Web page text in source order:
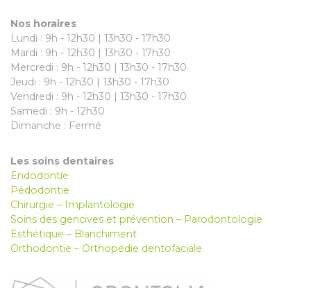
Nos horaires
Lundi : 9h - 12h30 | 13h30 - 17h30
Mardi : 9h - 12h30 | 13h30 - 17h30
Mercredi : 9h - 12h30 | 13h30 - 17h30
Jeudi : 9h - 12h30 | 13h30 - 17h30
Vendredi : 9h - 12h30 | 13h30 - 17h30
Samedi : 9h - 12h30
Dimanche : Fermé
Les soins dentaires
Endodontie
Pédodontie
Chirurgie – Implantologie
Soins des gencives et prévention – Parodontologie
Esthétique – Blanchiment
Orthodontie – Orthopédie dentofaciale